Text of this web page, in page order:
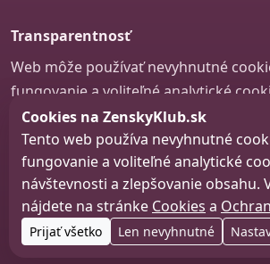
Transparentnosť
Web môže používať nevyhnutné
fungovanie a voliteľné analytické
zlepšovanie obsahu a používateľskej
Nastavenie cookies
© 2026 zenskyklub.sk
Web design, tvorba webu a SEO –
Cookies na ZenskyKlub.sk
Tento web používa nevyhnutné
fungovanie a voliteľné analytické
návštevnosti a zlepšovanie obsahu.
nájdete na stránke Cookies a
Prijať všetko Len nevyhnutné